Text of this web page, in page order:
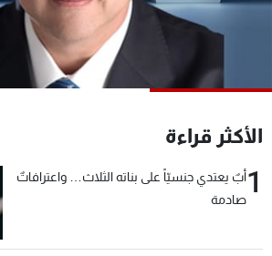
الأكثر قراءة
1أبٌ يعتدي جنسيّاً على بناته الثلاث… واعترافاتٌ
صادمة
وظائف
تواصل معنا
شروط الإسـتخدام